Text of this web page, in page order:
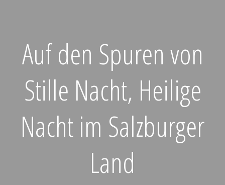
Auf den Spuren von
Stille Nacht, Heilige
Nacht im Salzburger
Land